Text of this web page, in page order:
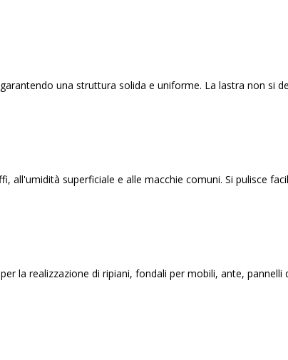
una struttura solida e uniforme. La lastra non si
all'umidità superficiale e alle macchie comuni. Si pulisce
la realizzazione di ripiani, fondali per mobili, ante, pannelli